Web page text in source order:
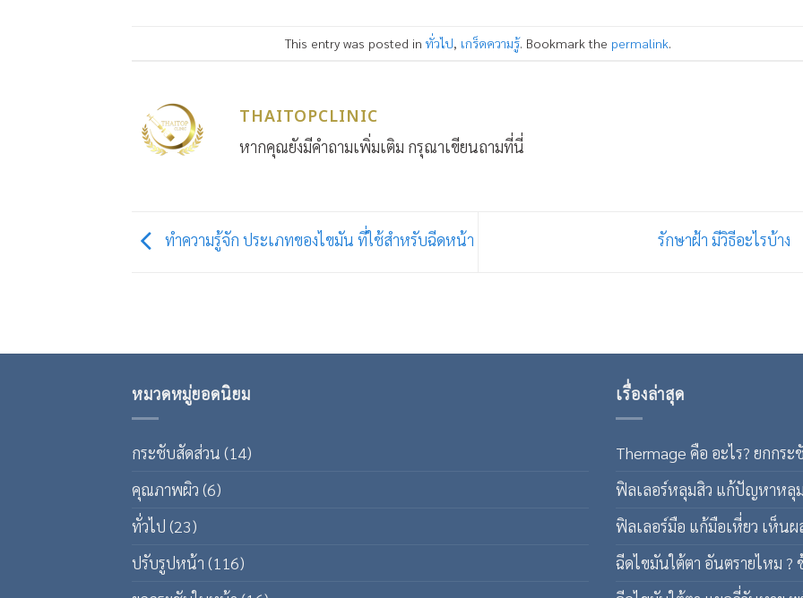
This entry was posted in ทั่วไป, เกร็ดความรู้. Bookmark the permalink.
THAITOPCLINIC
หากคุณยังมีคำถามเพิ่มเติม กรุณาเขียนถามที่นี่
ทำความรู้จัก ประเภทของไขมัน ที่ใช้สำหรับฉีดหน้า รักษาฝ้า มีวิธีอะไรบ้าง
หมวดหมู่ยอดนิยม
กระชับสัดส่วน (14)
คุณภาพผิว (6)
ทั่วไป (23)
ปรับรูปหน้า (116)
เรื่องล่าสุด
Thermage คือ อะไร? ยกกระ
ฟิลเลอร์หลุมสิว แก้ปัญหาหลุ
ฟิลเลอร์มือ แก้มือเหี่ยว เห็นผ
ฉีดไขมันใต้ตา อันตรายไหม